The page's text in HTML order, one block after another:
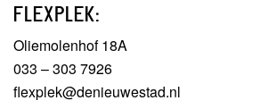
FLEXPLEK:
Oliemolenhof 18A
033 – 303 7926
flexplek@denieuwestad.nl